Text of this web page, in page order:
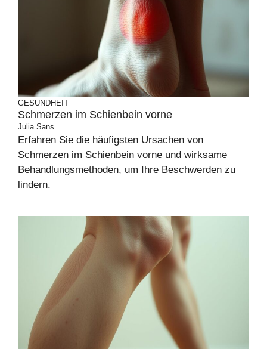
GESUNDHEIT
Schmerzen im Schienbein vorne
Julia Sans
Erfahren Sie die häufigsten Ursachen von
Schmerzen im Schienbein vorne und wirksame
Behandlungsmethoden, um Ihre Beschwerden zu
lindern.